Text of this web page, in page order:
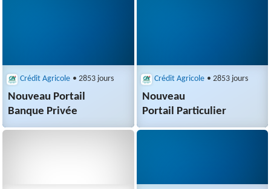
Crédit Agricole • 2853 jours
Nouveau Portail
Banque Privée
Crédit Agricole • 2853 jours
Nouveau
Portail Particulier